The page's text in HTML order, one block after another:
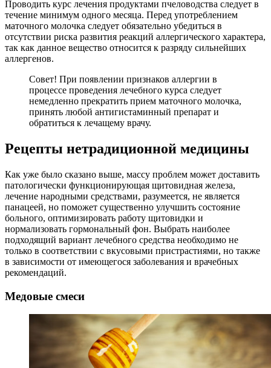
Проводить курс лечения продуктами пчеловодства следует в
течение минимум одного месяца. Перед употреблением
маточного молочка следует обязательно убедиться в
отсутствии риска развития реакций аллергического характера,
так как данное вещество относится к разряду сильнейших
аллергенов.
Совет! При появлении признаков аллергии в
процессе проведения лечебного курса следует
немедленно прекратить прием маточного молочка,
принять любой антигистаминный препарат и
обратиться к лечащему врачу.
Рецепты нетрадиционной медицины
Как уже было сказано выше, массу проблем может доставить
патологически функционирующая щитовидная железа,
лечение народными средствами, разумеется, не является
панацеей, но поможет существенно улучшить состояние
больного, оптимизировать работу щитовидки и
нормализовать гормональный фон. Выбрать наиболее
подходящий вариант лечебного средства необходимо не
только в соответствии с вкусовыми пристрастиями, но также
в зависимости от имеющегося заболевания и врачебных
рекомендаций.
Медовые смеси